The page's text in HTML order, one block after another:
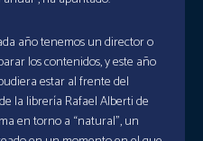
año tenemos un director o
los contenidos, y este año
estar al frente del
la librería Rafael Alberti de
en torno a “natural”, un